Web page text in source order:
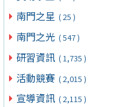
南門之星 ( 25 )
南門之光 ( 547 )
研習資訊 ( 1,735 )
活動競賽 ( 2,015 )
宣導資訊 ( 2,115 )